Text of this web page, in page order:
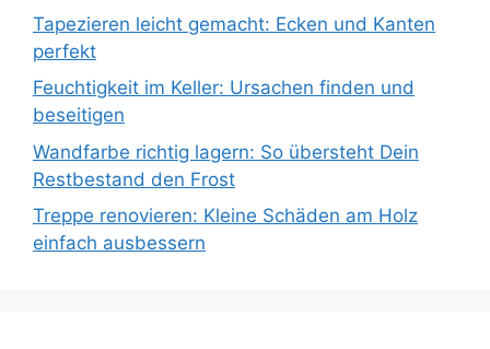
Tapezieren leicht gemacht: Ecken und Kanten
perfekt
Feuchtigkeit im Keller: Ursachen finden und
beseitigen
Wandfarbe richtig lagern: So übersteht Dein
Restbestand den Frost
Treppe renovieren: Kleine Schäden am Holz
einfach ausbessern